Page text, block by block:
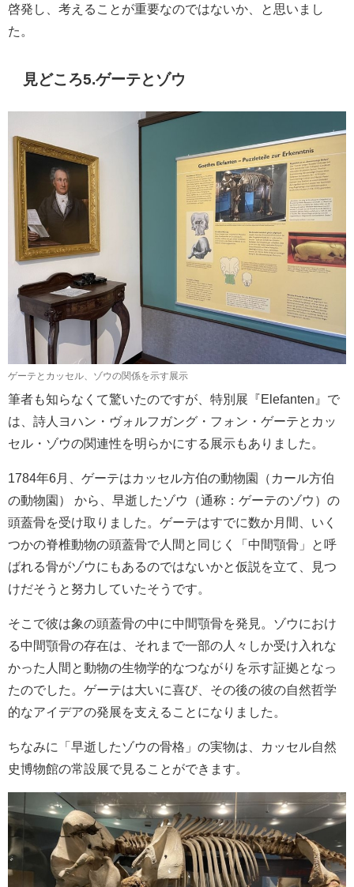
啓発し、考えることが重要なのではないか、と思いまし
た。
見どころ5.ゲーテとゾウ
ゲーテとカッセル、ゾウの関係を示す展示
筆者も知らなくて驚いたのですが、特別展『Elefanten』で
は、詩人ヨハン・ヴォルフガング・フォン・ゲーテとカッ
セル・ゾウの関連性を明らかにする展示もありました。
1784年6月、ゲーテはカッセル方伯の動物園（カール方伯
の動物園） から、早逝したゾウ（通称：ゲーテのゾウ）の
頭蓋骨を受け取りました。ゲーテはすでに数か月間、いく
つかの脊椎動物の頭蓋骨で人間と同じく「中間顎骨」と呼
ばれる骨がゾウにもあるのではないかと仮説を立て、見つ
けだそうと努力していたそうです。
そこで彼は象の頭蓋骨の中に中間顎骨を発見。ゾウにおけ
る中間顎骨の存在は、それまで一部の人々しか受け入れな
かった人間と動物の生物学的なつながりを示す証拠となっ
たのでした。ゲーテは大いに喜び、その後の彼の自然哲学
的なアイデアの発展を支えることになりました。
ちなみに「早逝したゾウの骨格」の実物は、カッセル自然
史博物館の常設展で見ることができます。